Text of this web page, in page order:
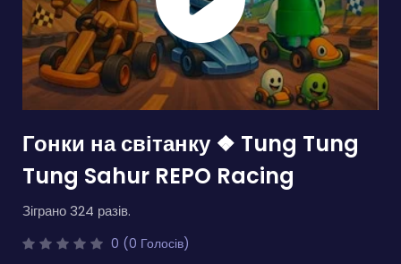
Гонки на світанку ❖ Tung Tung
Tung Sahur REPO Racing
Зіграно 324 разів.
0 (0 Голосів)